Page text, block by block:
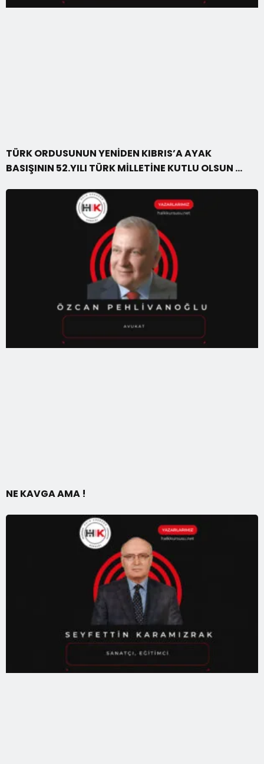
TÜRK ORDUSUNUN YENİDEN KIBRIS’A AYAK
BASIŞININ 52.YILI TÜRK MİLLETİNE KUTLU OLSUN …
NE KAVGA AMA !